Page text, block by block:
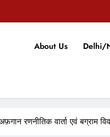
टिकारी अनुमंडलीय अस्पताल में
ndia’s
टिकारी अनुमंडलीय अस्पताल में
ndia’s
About Us Delhi/
रणनीतिक वार्ता एवं बग्राम